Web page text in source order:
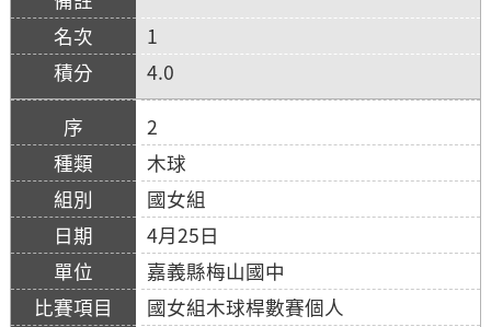
1
4.0
2
木球
國女組
4月25日
嘉義縣梅山國中
國女組木球桿數賽個人